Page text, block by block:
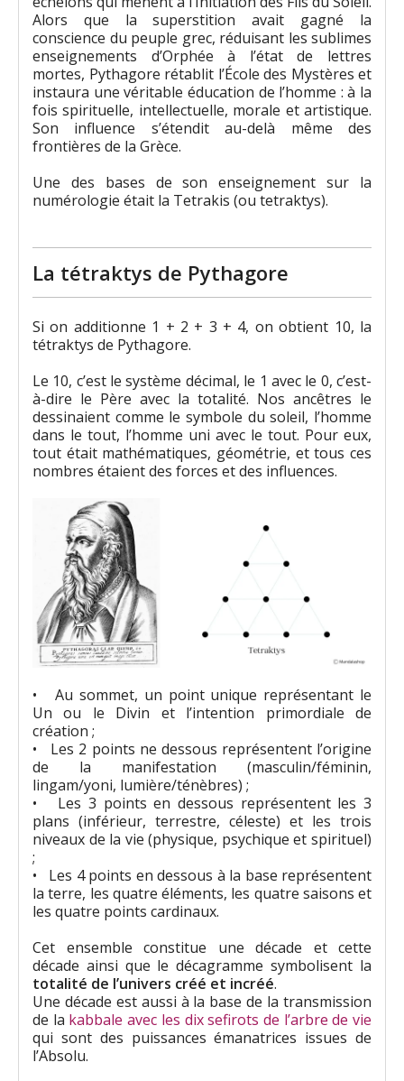
Alors que la superstition avait gagné la
conscience du peuple grec, réduisant les sublimes
enseignements d’Orphée à l’état de lettres
mortes, Pythagore rétablit l’École des Mystères et
instaura une véritable éducation de l’homme : à la
fois spirituelle, intellectuelle, morale et artistique.
Son influence s’étendit au-delà même des
frontières de la Grèce.
Une des bases de son enseignement sur la
numérologie était la Tetrakis (ou tetraktys).
La tétraktys de Pythagore
Si on additionne 1 + 2 + 3 + 4, on obtient 10, la
tétraktys de Pythagore.
Le 10, c’est le système décimal, le 1 avec le 0, c’est-
à-dire le Père avec la totalité. Nos ancêtres le
dessinaient comme le symbole du soleil, l’homme
dans le tout, l’homme uni avec le tout. Pour eux,
tout était mathématiques, géométrie, et tous ces
nombres étaient des forces et des influences.
• Au sommet, un point unique représentant le
Un ou le Divin et l’intention primordiale de
création ;
• Les 2 points ne dessous représentent l’origine
de la manifestation (masculin/féminin,
lingam/yoni, lumière/ténèbres) ;
• Les 3 points en dessous représentent les 3
plans (inférieur, terrestre, céleste) et les trois
niveaux de la vie (physique, psychique et spirituel)
;
• Les 4 points en dessous à la base représentent
la terre, les quatre éléments, les quatre saisons et
les quatre points cardinaux.
Cet ensemble constitue une décade et cette
décade ainsi que le décagramme symbolisent la
totalité de l’univers créé et incréé.
Une décade est aussi à la base de la transmission
de la kabbale avec les dix sefirots de l’arbre de vie
qui sont des puissances émanatrices issues de
l’Absolu.